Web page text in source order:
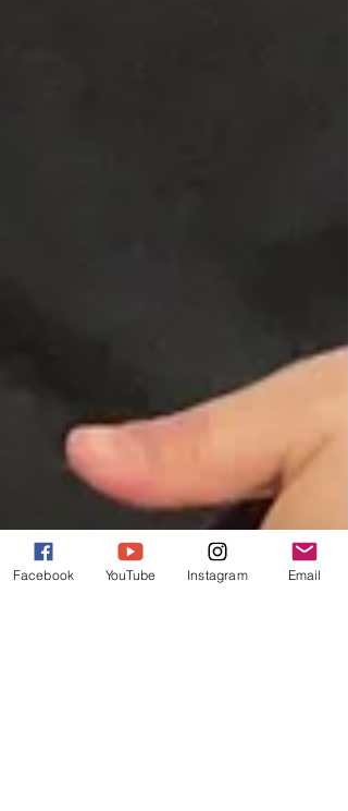
Facebook YouTube Instagram Email